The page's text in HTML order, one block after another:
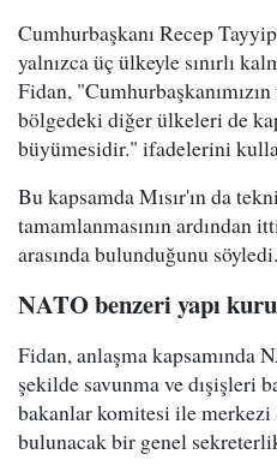
Cumhurbaşkanı Recep
yalnızca üç ülkeyle sınırlı
Fidan,
bölgedeki diğer ülkeleri de
büyümesidir." ifadelerini
Bu kapsamda Mısır'ın da
tamamlanmasının ardından
arasında bulunduğunu söyledi.
NATO benzeri yapı
Fidan, anlaşma kapsamında
şekilde savunma ve dışişleri
bakanlar komitesi ile
bulunacak bir genel